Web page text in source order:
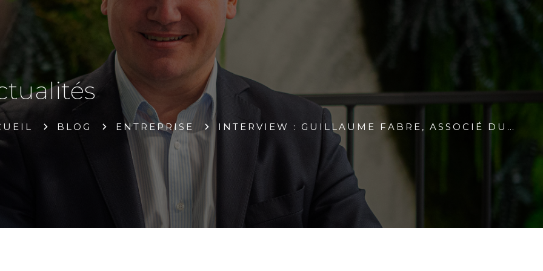
BLOG ENTREPRISE INTERVIEW : GUILLAUME FABRE, ASSOCIÉ DU…